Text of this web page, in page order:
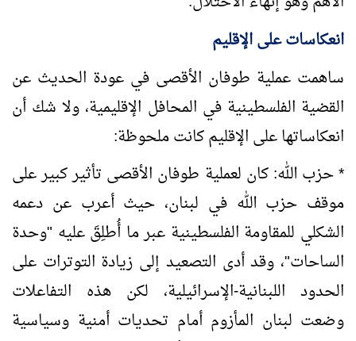
انعكاسات على الإقليم
ساهمت عملية طوفان الأقصى في عودة الحديث عن
القضية الفلسطينية في المحافل الإقليمية، ولا شك أن
انعكاساتها على الإقليم كانت ملحوظة:
* حزب الله: كان لعملية طوفان الأقصى تأثير كبير على
موقف حزب الله في لبنان، حيث أعرب عن دعمه
الشكلي للمقاومة الفلسطينية عبر ما أُطلِقَ عليه "وحدة
الساحات"، وقد أدى التصعيد إلى زيادة التوترات على
الحدود اللبنانية-الإسرائيلية، لكن هذه التفاعلات
وضعت لبنان المأزوم أمام تحديات أمنية وسياسية